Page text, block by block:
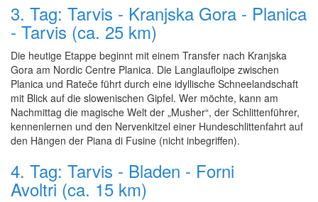
3. Tag: Tarvis - Kranjska Gora - Planica
- Tarvis (ca. 25 km)
Die heutige Etappe beginnt mit einem Transfer nach Kranjska
Gora am Nordic Centre Planica. Die Langlaufloipe zwischen
Planica und Rateče führt durch eine idyllische Schneelandschaft
mit Blick auf die slowenischen Gipfel. Wer möchte, kann am
Nachmittag die magische Welt der „Musher“, der Schlittenführer,
kennenlernen und den Nervenkitzel einer Hundeschlittenfahrt auf
den Hängen der Piana di Fusine (nicht inbegriffen).
4. Tag: Tarvis - Bladen - Forni
Avoltri (ca. 15 km)